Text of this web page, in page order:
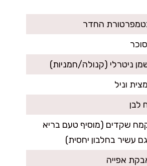
קמח שקדים (מוסיף טעם בריא
עשיר בחלבון יחסית)